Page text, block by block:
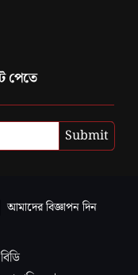
পেতে
Submit
আমাদের বিজ্ঞাপন দিন